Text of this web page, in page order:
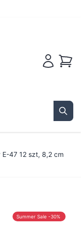
47 12 szt, 8,2 cm
Summer Sale -30%